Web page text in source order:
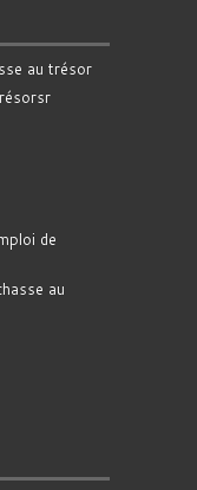
au trésor
de
au